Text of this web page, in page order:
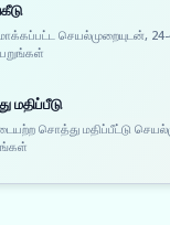
செயல்முறையுடன்,
சொத்து மதிப்பீட்டு